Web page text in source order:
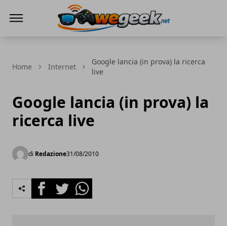
Home Internet
Google lancia (in prova) la ricerca
live
Google lancia (in prova) la
ricerca live
di Redazione31/08/2010
FacebookTwitterWhatsapp